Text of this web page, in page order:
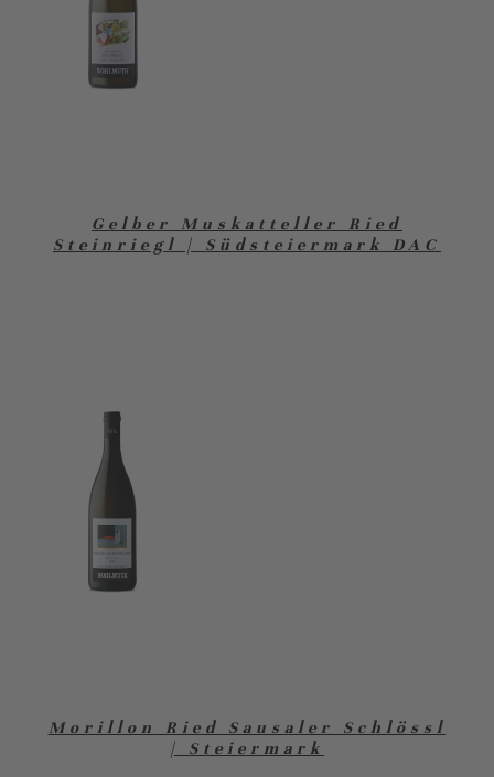
Gelber Muskatteller Ried
Steinriegl | Südsteiermark DAC
Morillon Ried Sausaler Schlössl
| Steiermark